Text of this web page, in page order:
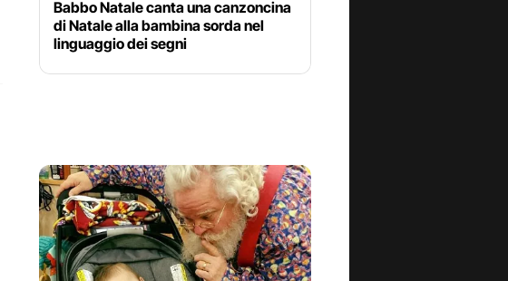
Babbo Natale canta una canzoncina
di Natale alla bambina sorda nel
linguaggio dei segni